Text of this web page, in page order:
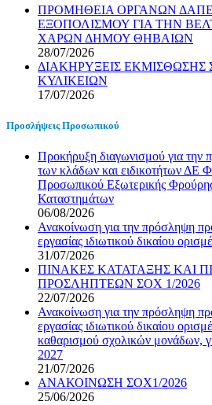
ΠΡΟΜΗΘΕΙΑ ΟΡΓΑΝΩΝ
ΕΞΟΠΟΛΙΣΜΟΥ ΓΙΑ ΤΗΝ
ΧΑΡΩΝ ΔΗΜΟΥ ΘΗΒΑΙΩΝ
28/07/2026
ΔΙΑΚΗΡΥΞΕΙΣ ΕΚΜΙΣΘΩΣΗΣ
ΚΥΛΙΚΕΙΩΝ
17/07/2026
Προσλήψεις Προσωπικού
Προκήρυξη διαγωνισμού για την
των κλάδων και ειδικοτήτων ΔΕ
Προσωπικού Εξωτερικής
Καταστημάτων
06/08/2026
Ανακοίνωση για την πρόσληψη
εργασίας ιδιωτικού δικαίου
31/07/2026
ΠΙΝΑΚΕΣ ΚΑΤΑΤΑΞΗΣ ΚΑΙ
ΠΡΟΣΛΗΠΤΕΩΝ ΣΟΧ 1/2026
22/07/2026
Ανακοίνωση για την πρόσληψη
εργασίας ιδιωτικού δικαίου
καθαρισμού σχολικών μονάδων,
2027
21/07/2026
ΑΝΑΚΟΙΝΩΣΗ ΣΟΧ1/2026
25/06/2026